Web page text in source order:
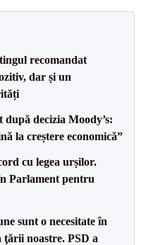
recomandat
dar și un
decizia Moody’s:
la creștere economică”
cu legea urșilor.
Parlament pentru
sunt o necesitate în
noastre. PSD a